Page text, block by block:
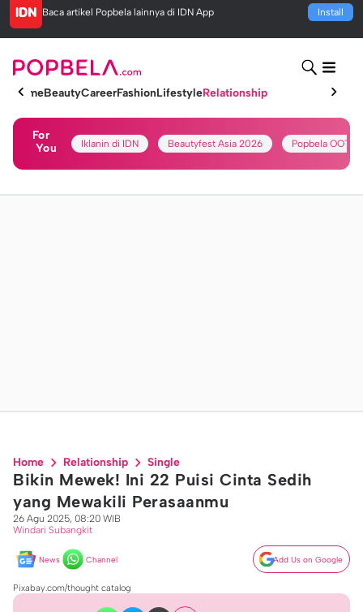
Baca artikel Popbela lainnya di IDN App Install
HomeBeautyCareerFashionLifestyleRelationship
For
You
Iklanin di IDN Beautyfest Asia 2026 Popbela OOTD
Home Relationship Single
Bikin Mewek! Ini 22 Puisi Cinta Sedih
yang Mewakili Perasaanmu
26 Agu 2025, 08:20 WIB
Windari Subangkit
News Channel Add Us on Google
Pixabay.com/thought catalog